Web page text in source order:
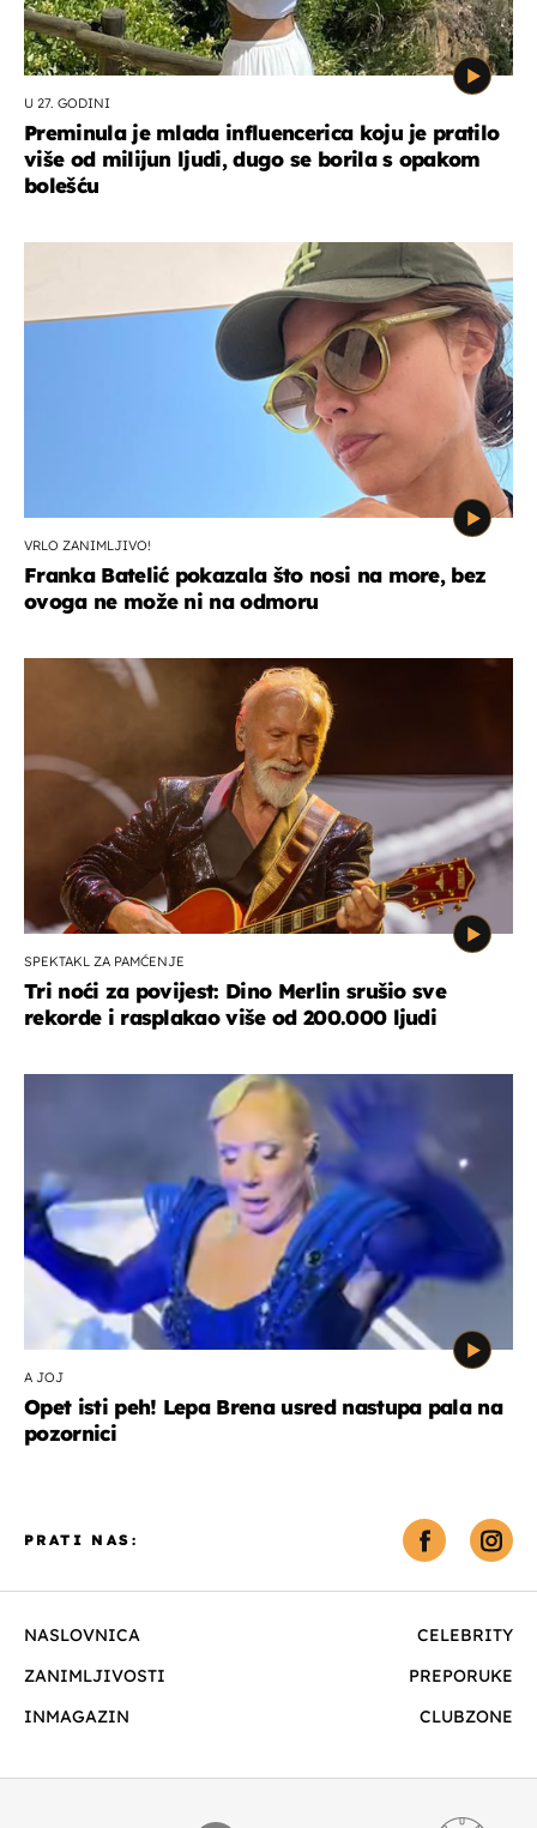
U 27. GODINI
Preminula je mlada influencerica koju je pratilo
više od milijun ljudi, dugo se borila s opakom
bolešću
VRLO ZANIMLJIVO!
Franka Batelić pokazala što nosi na more, bez
ovoga ne može ni na odmoru
SPEKTAKL ZA PAMĆENJE
Tri noći za povijest: Dino Merlin srušio sve
rekorde i rasplakao više od 200.000 ljudi
A JOJ
Opet isti peh! Lepa Brena usred nastupa pala na
pozornici
NASLOVNICA
CELEBRITY
ZANIMLJIVOSTI
PREPORUKE
INMAGAZIN
CLUBZONE
PRATI NAS: